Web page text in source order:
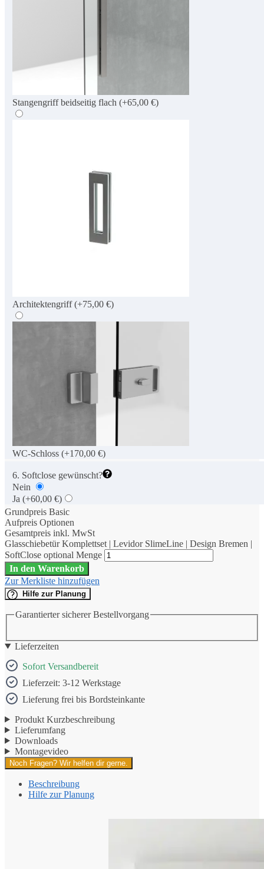
Stangengriff beidseitig flach (+65,00 €)
Architektengriff(+75,00 €)
WC-Schloss (+170,00 €)
6. Softclose gewünscht?
Nein
Ja (+60,00 €)
Grundpreis Basic
Aufpreis Optionen
Gesamtpreis inkl. MwSt
Glasschiebetür Komplettset | Levidor SlimeLine | Design Bremen |
SoftClose optional Menge
In den Warenkorb
Zur Merkliste hinzufügen
Hilfe zur Planung
Garantierter sicherer Bestellvorgang
Lieferzeiten
Sofort Versandbereit
Lieferzeit: 3-12 Werkstage
Lieferung frei bis Bordsteinkante
Produkt Kurzbeschreibung
Lieferumfang
Downloads
Montagevideo
Noch Fragen? Wir helfen dir gerne.
Beschreibung
Hilfe zur Planung